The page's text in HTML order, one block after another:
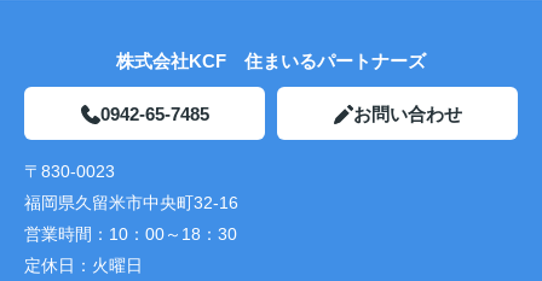
株式会社KCF 住まいるパートナーズ
0942-65-7485 お問い合わせ
〒830-0023
福岡県久留米市中央町32-16
営業時間： 10：00～18：30
定休日： 火曜日